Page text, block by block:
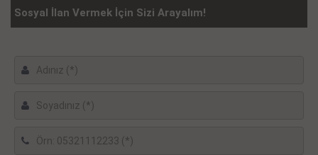
Sosyal İlan Vermek İçin Sizi Arayalım!